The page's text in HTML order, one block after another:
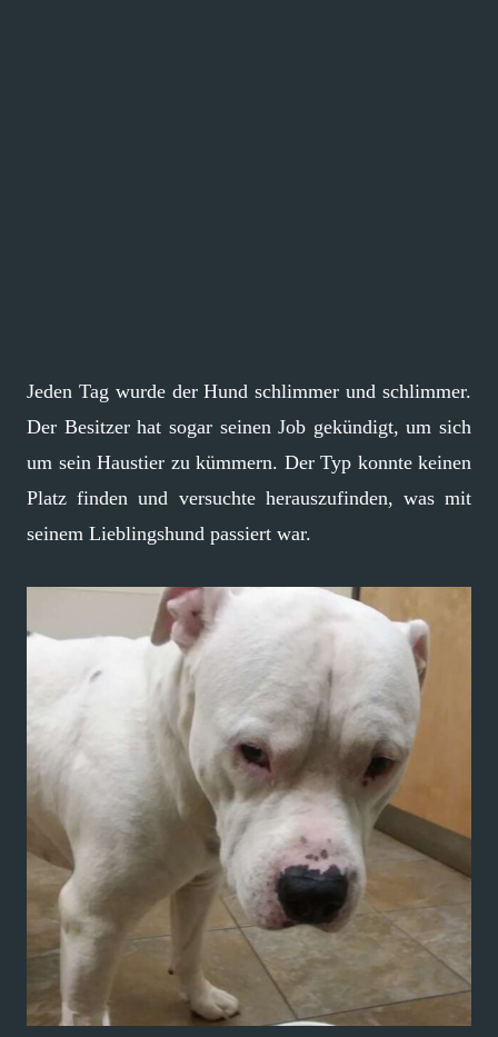
Jeden Tag wurde der Hund schlimmer und schlimmer.
Der Besitzer hat sogar seinen Job gekündigt, um sich
um sein Haustier zu kümmern. Der Typ konnte keinen
Platz finden und versuchte herauszufinden, was mit
seinem Lieblingshund passiert war.